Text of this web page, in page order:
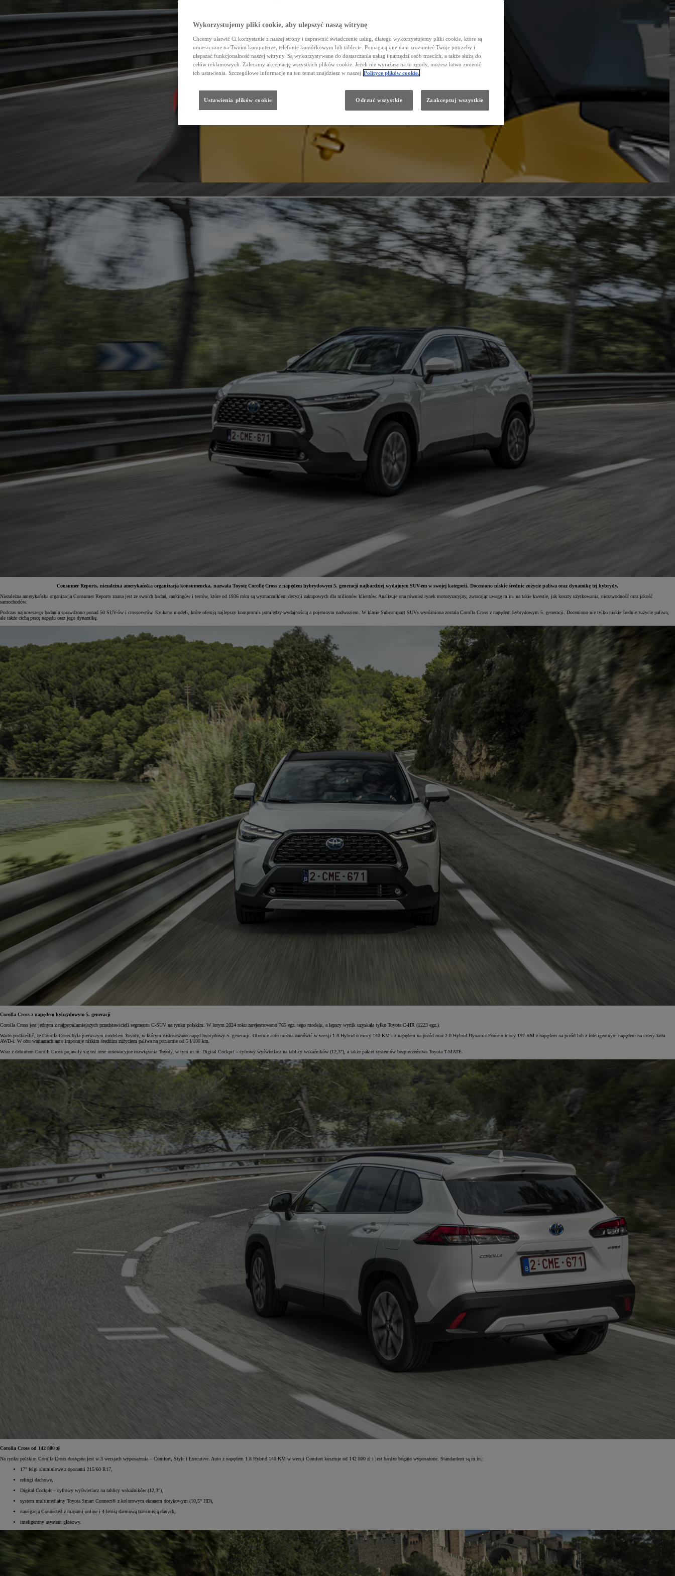
Yaris Cross
HYBRID
Consumer Reports, niezależna amerykańska organizacja konsumencka, nazwała Toyotę Corollę Cross z napędem hybrydowym 5. generacji najbardziej wydajnym SUV-em w swojej kategorii. Doceniono niskie średnie zużycie paliwa oraz dynamikę tej hybrydy.
Niezależna amerykańska organizacja Consumer Reports znana jest ze swoich badań, rankingów i testów, które od 1936 roku są wyznacznikiem decyzji zakupowych dla milionów klientów. Analizuje ona również rynek motoryzacyjny, zwracając uwagę m.in. na takie kwestie, jak koszty użytkowania, niezawodność oraz jakość
samochodów.
Podczas najnowszego badania sprawdzono ponad 50 SUV-ów i crossoverów. Szukano modeli, które oferują najlepszy kompromis pomiędzy wydajnością a pojemnym nadwoziem. W klasie Subcompact SUVs wyróżniona została Corolla Cross z napędem hybrydowym 5. generacji. Doceniono nie tylko niskie średnie zużycie paliwa,
ale także cichą pracę napędu oraz jego dynamikę.
Corolla Cross z napędem hybrydowym 5. generacji
Corolla Cross jest jednym z najpopularniejszych przedstawicieli segmentu C-SUV na rynku polskim. W lutym 2024 roku zarejestrowano 765 egz. tego modelu, a lepszy wynik uzyskała tylko Toyota C-HR (1223 egz.).
Warto podkreślić, że Corolla Cross była pierwszym modelem Toyoty, w którym zastosowano napęd hybrydowy 5. generacji. Obecnie auto można zamówić w wersji 1.8 Hybrid o mocy 140 KM i z napędem na przód oraz 2.0 Hybrid Dynamic Force o mocy 197 KM z napędem na przód lub z inteligentnym napędem na cztery koła
AWD-i. W obu wariantach auto imponuje niskim średnim zużyciem paliwa na poziomie od 5 l/100 km.
Wraz z debiutem Corolli Cross pojawiły się też inne innowacyjne rozwiązania Toyoty, w tym m.in. Digital Cockpit – cyfrowy wyświetlacz na tablicy wskaźników (12,3"), a także pakiet systemów bezpieczeństwa Toyota T-MATE.
Corolla Cross od 142 800 zł
Na rynku polskim Corolla Cross dostępna jest w 3 wersjach wyposażenia – Comfort, Style i Executive. Auto z napędem 1.8 Hybrid 140 KM w wersji Comfort kosztuje od 142 800 zł i jest bardzo bogato wyposażone. Standardem są m.in.:
17" felgi aluminiowe z oponami 215/60 R17,
relingi dachowe,
Digital Cockpit – cyfrowy wyświetlacz na tablicy wskaźników (12,3"),
system multimedialny Toyota Smart Connect® z kolorowym ekranem dotykowym (10,5" HD),
nawigacja Connected z mapami online i 4-letnią darmową transmisją danych,
inteligentny asystent głosowy.
Wykorzystujemy pliki cookie, aby ulepszyć naszą witrynę
Chcemy ułatwić Ci korzystanie z naszej strony i usprawnić świadczenie usług, dlatego wykorzystujemy pliki cookie, które są
umieszczane na Twoim komputerze, telefonie komórkowym lub tablecie. Pomagają one nam zrozumieć Twoje potrzeby i
ulepszać funkcjonalność naszej witryny. Są wykorzystywane do dostarczania usług i narzędzi osób trzecich, a także służą do
celów reklamowych. Zalecamy akceptację wszystkich plików cookie. Jeżeli nie wyrażasz na to zgody, możesz łatwo zmienić
ich ustawienia. Szczegółowe informacje na ten temat znajdziesz w naszej Polityce plików cookie.
Ustawienia plików cookie Odrzuć wszystkie Zaakceptuj wszystkie